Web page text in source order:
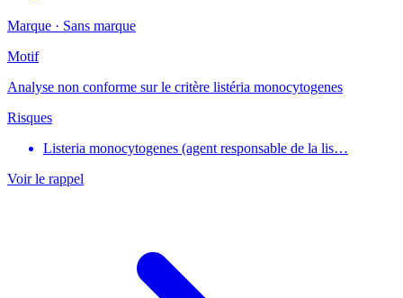
Marque · Sans marque
Motif
Analyse non conforme sur le critère listéria monocytogenes
Risques
Listeria monocytogenes (agent responsable de la lis…
Voir le rappel